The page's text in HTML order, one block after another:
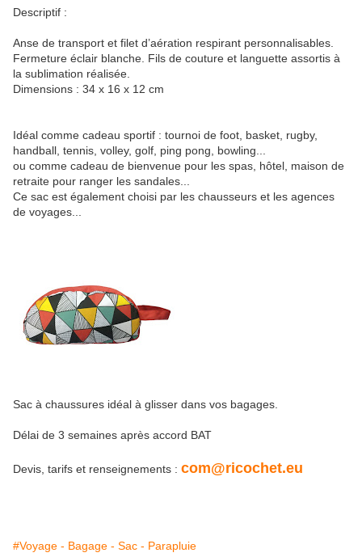
Descriptif :
Anse de transport et filet d’aération respirant personnalisables.
Fermeture éclair blanche. Fils de couture et languette assortis à
la sublimation réalisée.
Dimensions : 34 x 16 x 12 cm
Idéal comme cadeau sportif : tournoi de foot, basket, rugby,
handball, tennis, volley, golf, ping pong, bowling...
ou comme cadeau de bienvenue pour les spas, hôtel, maison de
retraite pour ranger les sandales...
Ce sac est également choisi par les chausseurs et les agences
de voyages...
Sac à chaussures idéal à glisser dans vos bagages.
Délai de 3 semaines après accord BAT
Devis, tarifs et renseignements : com@ricochet.eu
#Voyage - Bagage - Sac - Parapluie